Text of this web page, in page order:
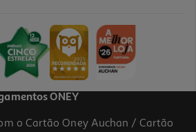
ONEY
o Cartão Oney Auchan / Cartão